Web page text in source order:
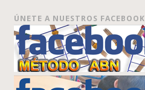
ÚNETE A NUESTROS FACEBOOK